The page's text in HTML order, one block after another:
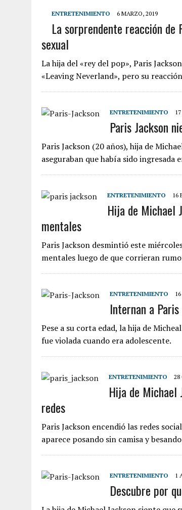
ENTRETENIMIENTO 6 MARZO, 2019
La sorprendente reacción de
sexual
La hija del «rey del pop», Paris
«Leaving Neverland», pero su
ENTRETENIMIENTO
Paris Jackson
Paris Jackson (20 años), hija de
aseguraban que había sido ingresada
ENTRETENIMIENTO 16
Hija de Michael
mentales
Paris Jackson desmintió este
mentales luego de que corrieran
ENTRETENIMIENTO
Internan a
Pese a su corta edad, la hija de
fue violada cuando era adolescente.
ENTRETENIMIENTO 28
Hija de Michael
redes
Paris Jackson encendió las redes
aparece posando sin camisa y
ENTRETENIMIENTO 1
Descubre por